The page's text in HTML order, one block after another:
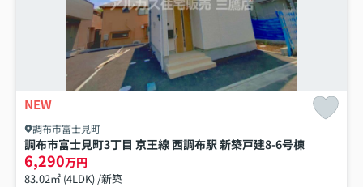
NEW
調布市富士見町
調布市富士見町3丁目 京王線 西調布駅 新築戸建8-6号棟
6,290万円
83.02㎡ (4LDK) /新築